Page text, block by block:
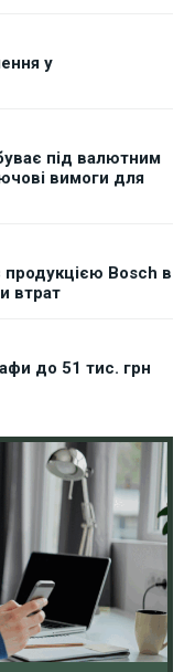
у
під валютним
вимоги для
продукцією Bosch в
втрат
до 51 тис. грн